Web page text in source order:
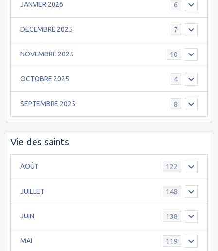
JANVIER 2026 6
DECEMBRE 2025 7
NOVEMBRE 2025 10
OCTOBRE 2025 4
SEPTEMBRE 2025 8
Vie des saints
AOÛT 122
JUILLET 148
JUIN 138
MAI 119